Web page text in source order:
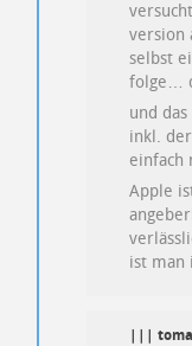
version
selbst
folge…
und
inkl.
einfach
Apple
ist man
|||